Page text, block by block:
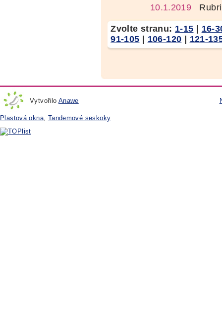
10.1.2019
Zvolte stranu: 1-15 | 16-
91-105 | 106-120 | 121-
Vytvořilo Anawe
Plastová okna Tandemové seskoky